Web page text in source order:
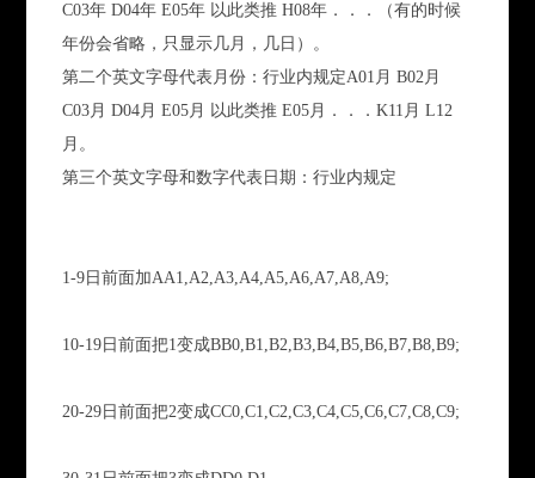
C03年 D04年 E05年 以此类推 H08年．．．（有的时候
年份会省略，只显示几月，几日）。
第二个英文字母代表月份：行业内规定A01月 B02月
C03月 D04月 E05月 以此类推 E05月．．．K11月 L12
月。
第三个英文字母和数字代表日期：行业内规定
1-9日前面加AA1,A2,A3,A4,A5,A6,A7,A8,A9;
10-19日前面把1变成BB0,B1,B2,B3,B4,B5,B6,B7,B8,B9;
20-29日前面把2变成CC0,C1,C2,C3,C4,C5,C6,C7,C8,C9;